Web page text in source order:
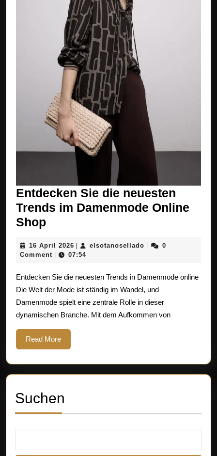
Entdecken Sie die neuesten
Trends im Damenmode Online
ShopEntdecken
die
Trends
im
Damenmode
Shop
16 April 2026 16
April
elsotanosellado elsotanosellado
0
Comment
07:54
Entdecken Sie die neuesten Trends in Damenmode online
Die Welt der Mode ist ständig im Wandel, und
Damenmode spielt eine zentrale Rolle in dieser
dynamischen Branche. Mit dem Aufkommen von
Read MoreRead
More
Suchen